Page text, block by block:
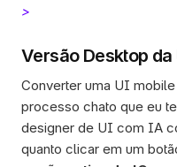
>
Versão Desktop
Converter uma UI
processo chato que eu
designer de UI com IA
quanto clicar em um